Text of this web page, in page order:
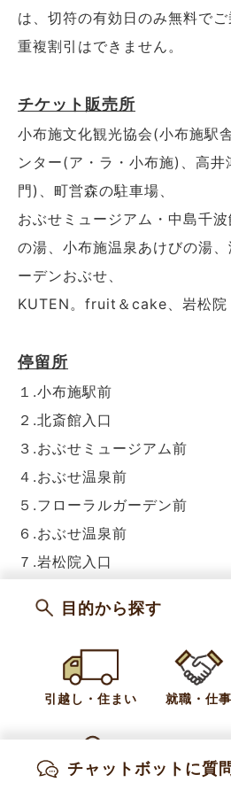
は、切符の有効日のみ無料でご
重複割引はできません。
チケット販売所
小布施文化観光協会(小布施駅
ンター(ア・ラ・小布施)、高
門)、町営森の駐車場、
おぶせミュージアム・中島千
の湯、小布施温泉あけびの湯
ーデンおぶせ、
KUTEN。fruit＆cake、岩松院
停留所
１.小布施駅前
２.北斎館入口
３.おぶせミュージアム前
４.おぶせ温泉前
５.フローラルガーデン前
６.おぶせ温泉前
７.岩松院入口
カテゴリー 新着情報 お知
産業振興課 商工振興係
目的から探す
引越し・住まい 就職・仕事
チャットボットに質